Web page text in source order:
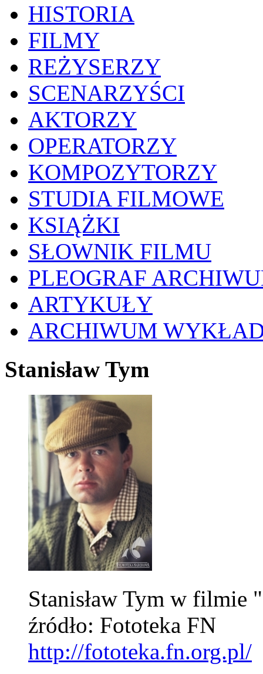
HISTORIA
FILMY
REŻYSERZY
SCENARZYŚCI
AKTORZY
OPERATORZY
KOMPOZYTORZY
STUDIA FILMOWE
KSIĄŻKI
SŁOWNIK FILMU
PLEOGRAF
ARTYKUŁY
ARCHIWUM
Stanisław Tym
Stanisław Tym w filmie
źródło: Fototeka FN
http://fototeka.fn.org.pl/